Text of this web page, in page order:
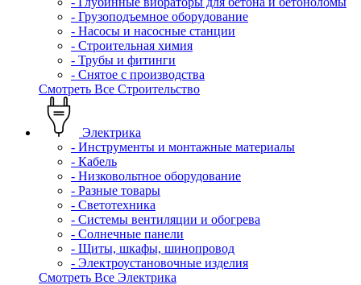
- Грузоподъемное оборудование
- Насосы и насосные станции
- Строительная химия
- Трубы и фитинги
- Снятое с производства
Смотреть Все Строительство
Электрика
- Инструменты и монтажные материалы
- Кабель
- Низковольтное оборудование
- Разные товары
- Светотехника
- Системы вентиляции и обогрева
- Солнечные панели
- Щиты, шкафы, шинопровод
- Электроустановочные изделия
Смотреть Все Электрика